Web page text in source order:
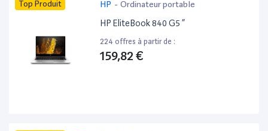
Top Produit HP - Ordinateur portable
HP EliteBook 840 G5 ”
224 offres à partir de :
159,82 €